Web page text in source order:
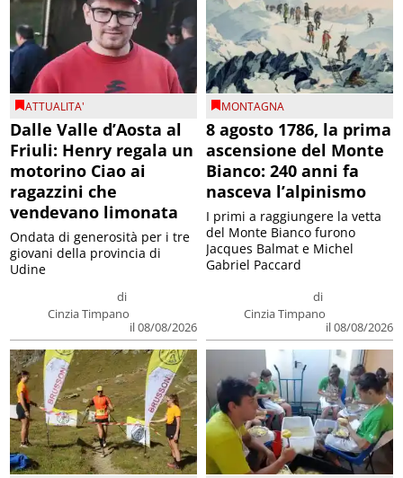
ATTUALITA'
Dalle Valle d’Aosta al
Friuli: Henry regala un
motorino Ciao ai
ragazzini che
vendevano limonata
di
Cinzia Timpano
il 08/08/2026
Ondata di generosità per i tre
giovani della provincia di
Udine
MONTAGNA
8 agosto 1786, la prima
ascensione del Monte
Bianco: 240 anni fa
nasceva l’alpinismo
di
Cinzia Timpano
il 08/08/2026
I primi a raggiungere la vetta
del Monte Bianco furono
Jacques Balmat e Michel
Gabriel Paccard